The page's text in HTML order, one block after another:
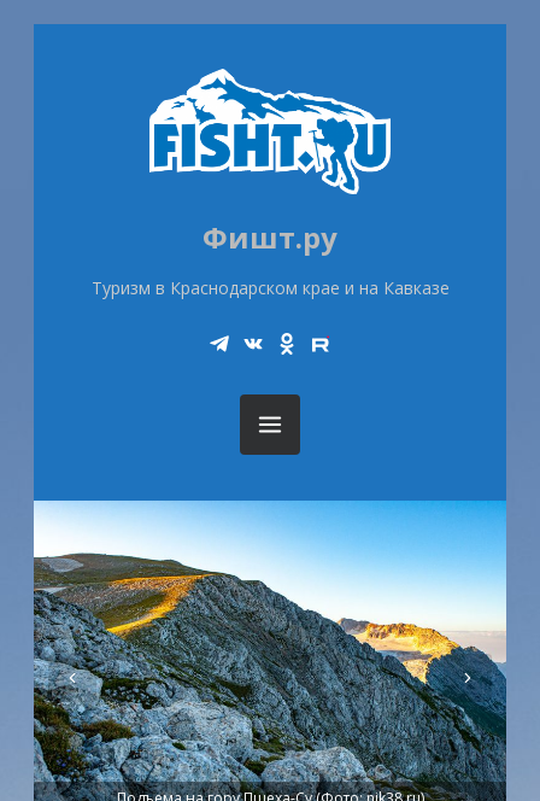
Фишт.ру
Туризм в Краснодарском крае и на Кавказе
Telegram
Vk Ok Rutube